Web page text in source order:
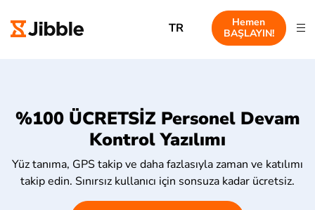
TR
Hemen
BAŞLAYIN!
%100 ÜCRETSİZ Personel Devam
Kontrol Yazılımı
Yüz tanıma, GPS takip ve daha fazlasıyla zaman ve katılımı
takip edin. Sınırsız kullanıcı için sonsuza kadar ücretsiz.